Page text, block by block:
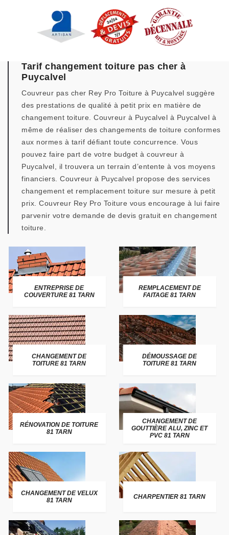
Tarif changement toiture pas cher à
Puycalvel
Couvreur pas cher Rey Pro Toiture à Puycalvel suggère
des prestations de qualité à petit prix en matière de
changement toiture. Couvreur à Puycalvel à Puycalvel à
même de réaliser des changements de toiture conformes
aux normes à tarif défiant toute concurrence. Vous
pouvez faire part de votre budget à couvreur à
Puycalvel, il trouvera un terrain d’entente à vos moyens
financiers. Couvreur à Puycalvel propose des services
changement et remplacement toiture sur mesure à petit
prix. Couvreur Rey Pro Toiture vous encourage à lui faire
parvenir votre demande de devis gratuit en changement
toiture.
ENTREPRISE DE
COUVERTURE 81 TARN
REMPLACEMENT DE
FAITAGE 81 TARN
CHANGEMENT DE
TOITURE 81 TARN
DÉMOUSSAGE DE
TOITURE 81 TARN
RÉNOVATION DE TOITURE
81 TARN
CHANGEMENT DE
GOUTTIÈRE ALU, ZINC ET
PVC 81 TARN
CHANGEMENT DE VELUX
81 TARN
CHARPENTIER 81 TARN